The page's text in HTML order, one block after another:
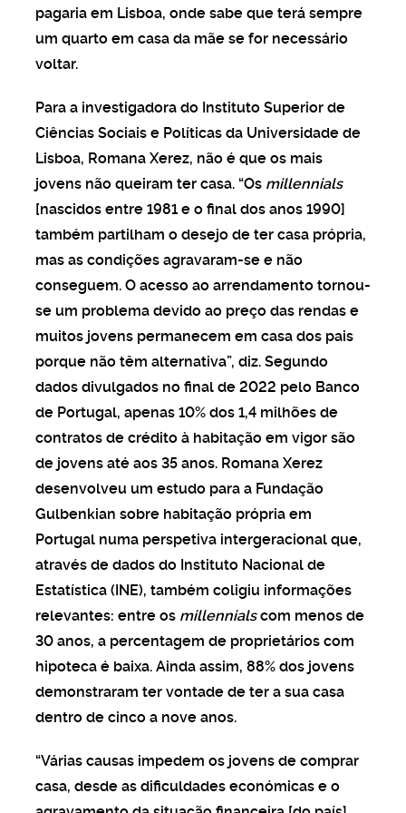
pagaria em Lisboa, onde sabe que terá sempre
um quarto em casa da mãe se for necessário
voltar.
Para a investigadora do Instituto Superior de
Ciências Sociais e Políticas da Universidade de
Lisboa, Romana Xerez, não é que os mais
jovens não queiram ter casa. “Os millennials
[nascidos entre 1981 e o final dos anos 1990]
também partilham o desejo de ter casa própria,
mas as condições agravaram-se e não
conseguem. O acesso ao arrendamento tornou-
se um problema devido ao preço das rendas e
muitos jovens permanecem em casa dos pais
porque não têm alternativa”, diz. Segundo
dados divulgados no final de 2022 pelo Banco
de Portugal, apenas 10% dos 1,4 milhões de
contratos de crédito à habitação em vigor são
de jovens até aos 35 anos. Romana Xerez
desenvolveu um estudo para a Fundação
Gulbenkian sobre habitação própria em
Portugal numa perspetiva intergeracional que,
através de dados do Instituto Nacional de
Estatística (INE), também coligiu informações
relevantes: entre os millennialscom menos de
30 anos, a percentagem de proprietários com
hipoteca é baixa. Ainda assim, 88% dos jovens
demonstraram ter vontade de ter a sua casa
dentro de cinco a nove anos.
“Várias causas impedem os jovens de comprar
casa, desde as dificuldades económicas e o